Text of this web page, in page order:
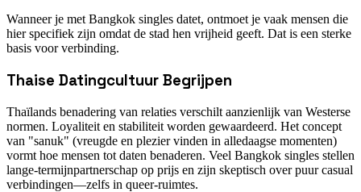
Wanneer je met Bangkok singles datet, ontmoet je vaak mensen die
hier specifiek zijn omdat de stad hen vrijheid geeft. Dat is een sterke
basis voor verbinding.
Thaise Datingcultuur Begrijpen
Thaïlands benadering van relaties verschilt aanzienlijk van Westerse
normen. Loyaliteit en stabiliteit worden gewaardeerd. Het concept
van "sanuk" (vreugde en plezier vinden in alledaagse momenten)
vormt hoe mensen tot daten benaderen. Veel Bangkok singles stellen
lange-termijnpartnerschap op prijs en zijn skeptisch over puur casual
verbindingen—zelfs in queer-ruimtes.